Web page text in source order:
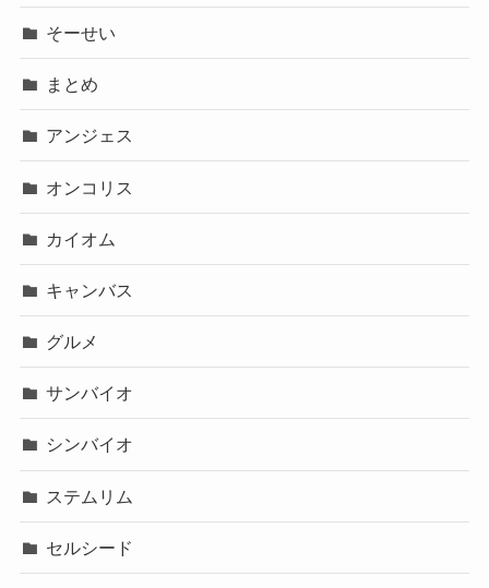
そーせい
まとめ
アンジェス
オンコリス
カイオム
キャンバス
グルメ
サンバイオ
シンバイオ
ステムリム
セルシード